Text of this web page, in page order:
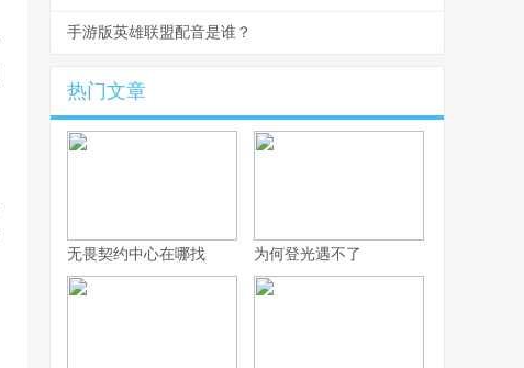
手游版英雄联盟配音是谁？
热门文章
无畏契约中心在哪找 为何登光遇不了